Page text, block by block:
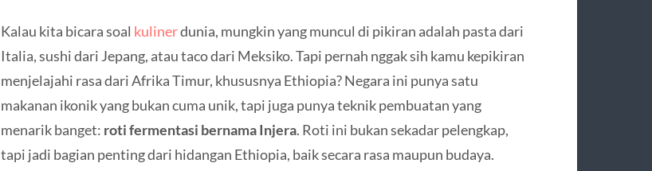
Kalau kita bicara soal kulinerdunia, mungkin yang muncul di pikiran adalah pasta dari
Italia, sushi dari Jepang, atau taco dari Meksiko. Tapi pernah nggak sih kamu kepikiran
menjelajahi rasa dari Afrika Timur, khususnya Ethiopia? Negara ini punya satu
makanan ikonik yang bukan cuma unik, tapi juga punya teknik pembuatan yang
menarik banget: roti fermentasi bernama Injera. Roti ini bukan sekadar pelengkap,
tapi jadi bagian penting dari hidangan Ethiopia, baik secara rasa maupun budaya.